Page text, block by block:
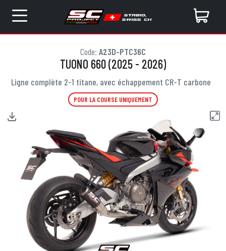
Code: A23D-PTC36C
TUONO 660 (2025 - 2026)
Ligne complète 2-1 titane, avec échappement CR-T carbone
POUR LA COURSE UNIQUEMENT